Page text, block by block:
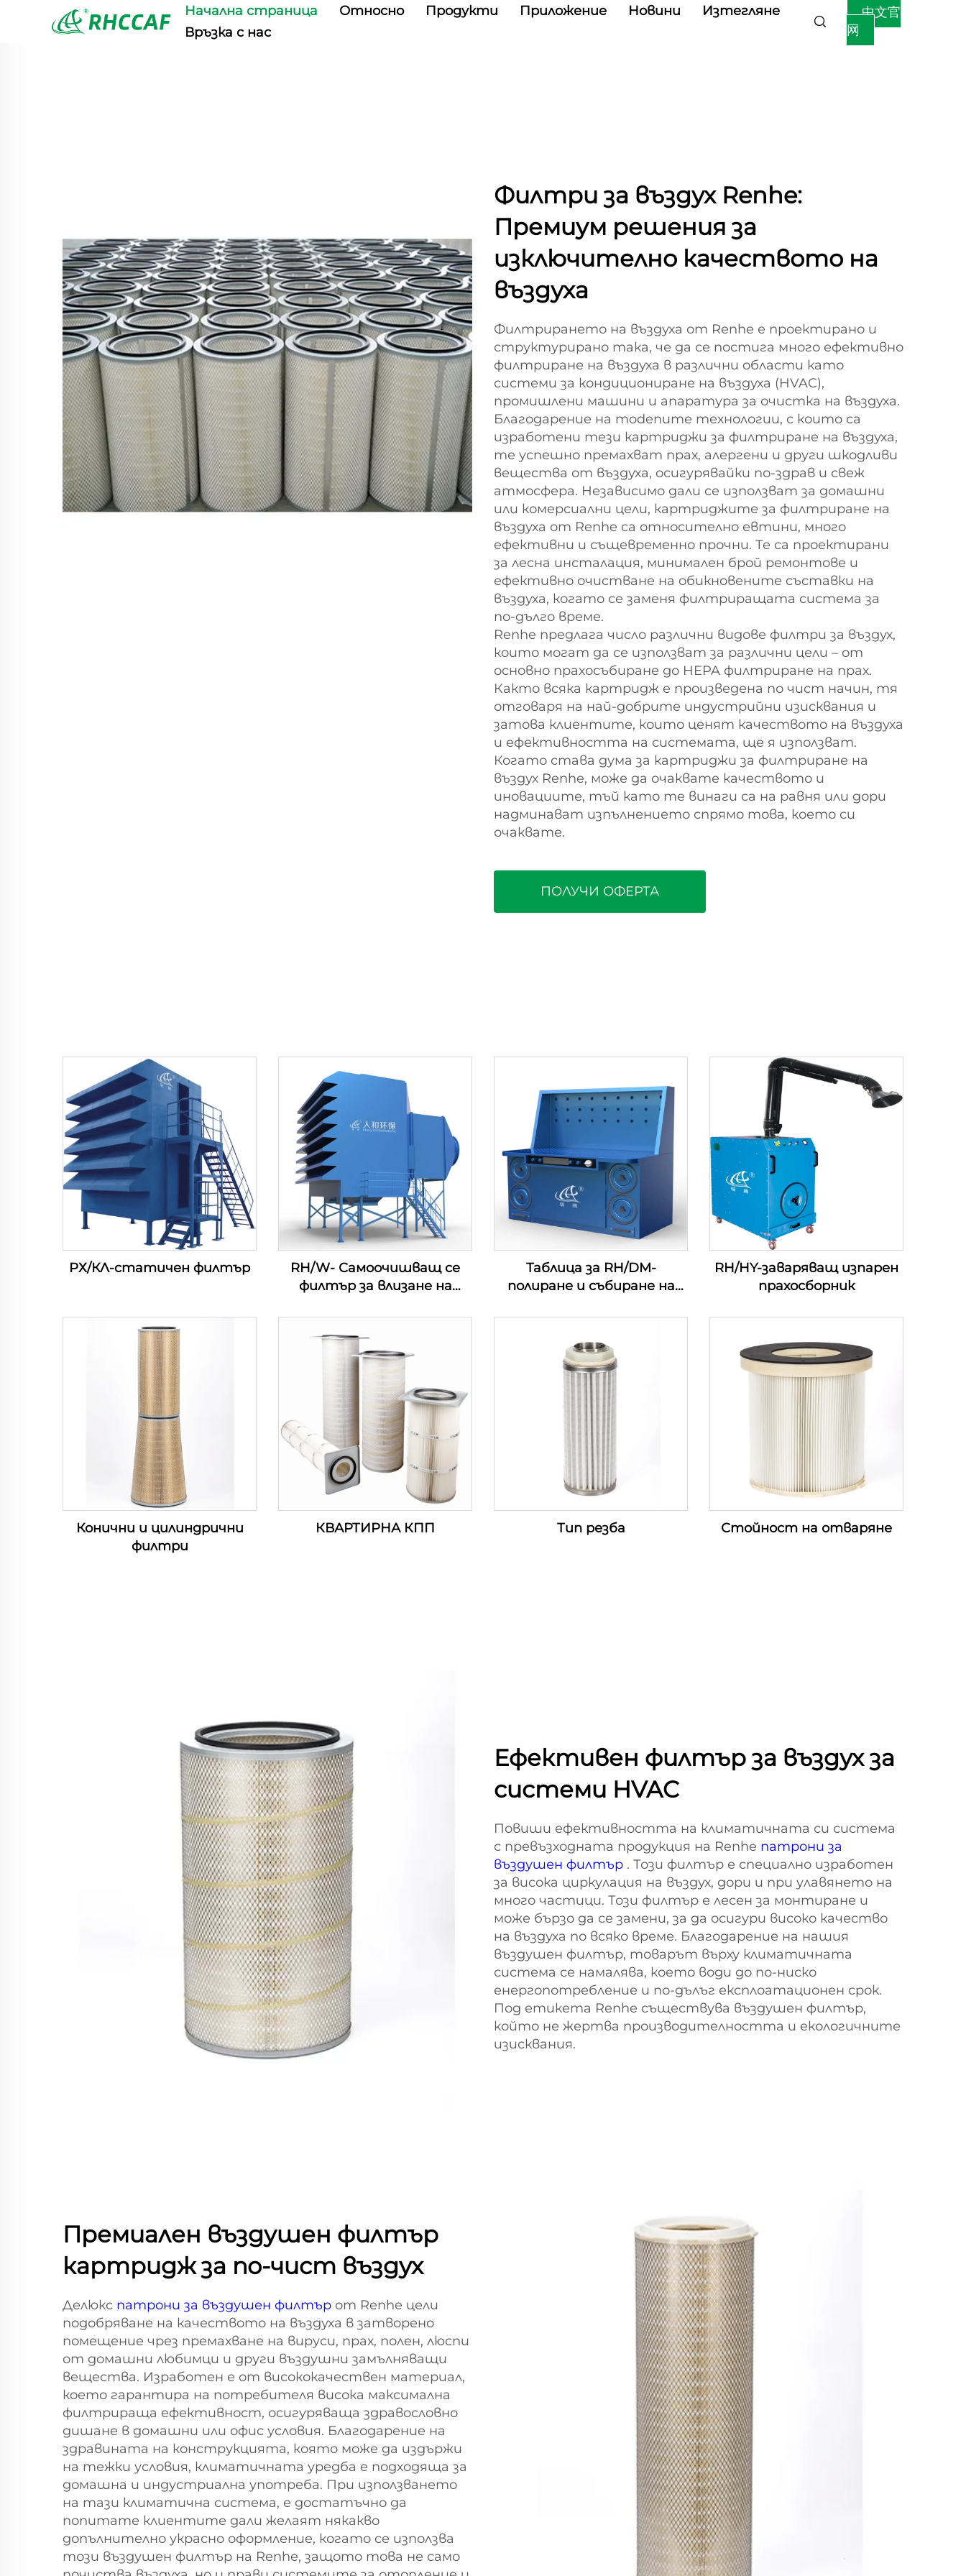
Начална страница Относно Продукти Приложение Новини
Изтегляне
Връзка с нас
中文官
网
Филтри за въздух Renhe:
Премиум решения за
изключително качеството на
въздуха
Филтрирането на въздуха от Renhe е проектирано и
структурирано така, че да се постига много ефективно
филтриране на въздуха в различни области като
системи за кондициониране на въздуха (HVAC),
промишлени машини и апаратура за очистка на въздуха.
Благодарение на modenите технологии, с които са
изработени тези картриджи за филтриране на въздуха,
те успешно премахват прах, алергени и други шкодливи
вещества от въздуха, осигурявайки по-здрав и свеж
атмосфера. Независимо дали се използват за домашни
или комерсиални цели, картриджите за филтриране на
въздуха от Renhe са относително евтини, много
ефективни и същевременно прочни. Те са проектирани
за лесна инсталация, минимален брой ремонтове и
ефективно очистване на обикновените съставки на
въздуха, когато се заменя филтриращата система за
по-дълго време.
Renhe предлага число различни видове филтри за въздух,
които могат да се използват за различни цели – от
основно прахосъбиране до HEPA филтриране на прах.
Както всяка картридж е произведена по чист начин, тя
отговаря на най-добрите индустрийни изисквания и
затова клиентите, които ценят качеството на въздуха
и ефективността на системата, ще я използват.
Когато става дума за картриджи за филтриране на
въздух Renhe, може да очаквате качеството и
иновациите, тъй като те винаги са на равня или дори
надминават изпълнението спрямо това, което си
очаквате.
ПОЛУЧИ ОФЕРТА
РХ/КЛ-статичен филтър
RH/W- Самоочишващ се
филтър за влизане на
Таблица за RH/DM-
полиране и събиране на
RH/HY-заваряващ изпарен
прахосборник
Конични и цилиндрични
филтри
КВАРТИРНА КПП Тип резба Стойност на отваряне
Ефективен филтър за въздух за
системи HVAC
Повиши ефективността на климатичната си система
с превъзходната продукция на Renhe патрони за
въздушен филтър . Този филтър е специално изработен
за висока циркулация на въздух, дори и при улавянето на
много частици. Този филтър е лесен за монтиране и
може бързо да се замени, за да осигури високо качество
на въздуха по всяко време. Благодарение на нашия
въздушен филтър, товарът върху климатичната
система се намалява, което води до по-ниско
енергопотребление и по-дълъг експлоатационен срок.
Под етикета Renhe съществува въздушен филтър,
който не жертва производителността и екологичните
изисквания.
Премиален въздушен филтър
картридж за по-чист въздух
Делюкс патрони за въздушен филтър от Renhe цели
подобряване на качеството на въздуха в затворено
помещение чрез премахване на вируси, прах, полен, люспи
от домашни любимци и други въздушни замълняващи
вещества. Изработен е от висококачествен материал,
което гарантира на потребителя висока максимална
филтрираща ефективност, осигуряваща здравословно
дишане в домашни или офис условия. Благодарение на
здравината на конструкцията, която може да издържи
на тежки условия, климатичната уредба е подходяща за
домашна и индустриална употреба. При използването
на тази климатична система, е достатъчно да
попитате клиентите дали желаят някакво
допълнително украсно оформление, когато се използва
този въздушен филтър на Renhe, защото това не само